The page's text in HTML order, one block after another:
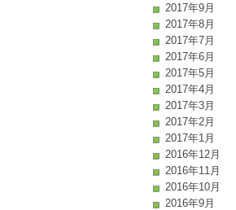
2017年9月
2017年8月
2017年7月
2017年6月
2017年5月
2017年4月
2017年3月
2017年2月
2017年1月
2016年12月
2016年11月
2016年10月
2016年9月